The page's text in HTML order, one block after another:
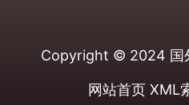
Copyright © 2024 国
网站首页 XML